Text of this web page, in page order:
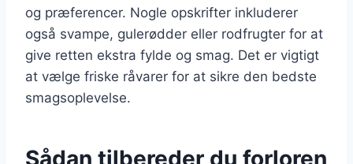
og præferencer. Nogle opskrifter inkluderer
også svampe, gulerødder eller rodfrugter for at
give retten ekstra fylde og smag. Det er vigtigt
at vælge friske råvarer for at sikre den bedste
smagsoplevelse.
Sådan tilbereder du forloren